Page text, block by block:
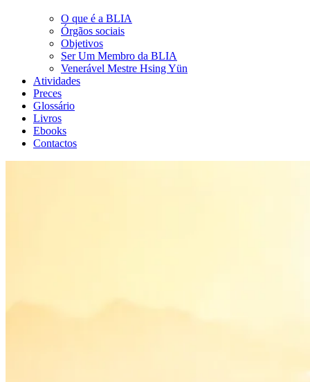
O que é a BLIA
Órgãos sociais
Objetivos
Ser Um Membro da BLIA
Venerável Mestre Hsing Yün
Atividades
Preces
Glossário
Livros
Ebooks
Contactos